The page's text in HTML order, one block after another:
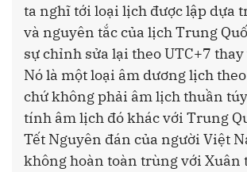
ta nghĩ tới loại lịch được lập dựa
và nguyên tắc của lịch Trung
sự chỉnh sửa lại theo UTC+7
Nó là một loại âm dương lịch
chứ không phải âm lịch thuần
tính âm lịch đó khác với Trung
Tết Nguyên đán của người Việt
không hoàn toàn trùng với Xuân